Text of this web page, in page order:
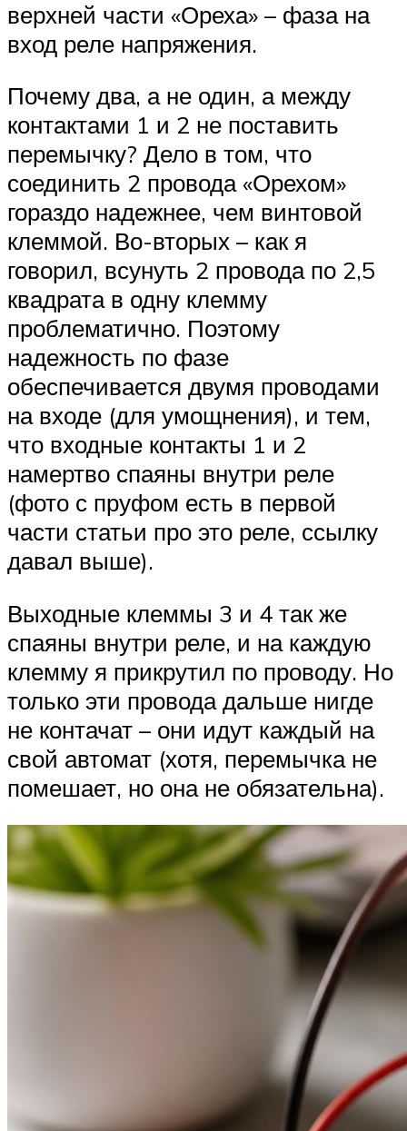
верхней части «Ореха» – фаза на
вход реле напряжения.
Почему два, а не один, а между
контактами 1 и 2 не поставить
перемычку? Дело в том, что
соединить 2 провода «Орехом»
гораздо надежнее, чем винтовой
клеммой. Во-вторых – как я
говорил, всунуть 2 провода по 2,5
квадрата в одну клемму
проблематично. Поэтому
надежность по фазе
обеспечивается двумя проводами
на входе (для умощнения), и тем,
что входные контакты 1 и 2
намертво спаяны внутри реле
(фото с пруфом есть в первой
части статьи про это реле, ссылку
давал выше).
Выходные клеммы 3 и 4 так же
спаяны внутри реле, и на каждую
клемму я прикрутил по проводу. Но
только эти провода дальше нигде
не контачат – они идут каждый на
свой автомат (хотя, перемычка не
помешает, но она не обязательна).